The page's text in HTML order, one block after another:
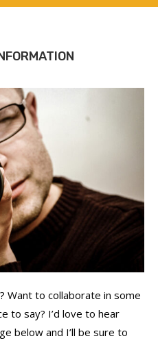
Want to collaborate in some
to say? I’d love to hear
below and I’ll be sure to